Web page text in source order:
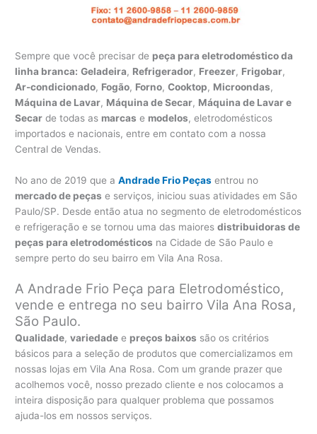
Sempre que você precisar de peça para eletrodoméstico da
linha branca: Geladeira, Refrigerador, Freezer, Frigobar,
Ar-condicionado, Fogão, Forno,Cooktop, Microondas,
Máquina de Lavar, Máquina de Secar, Máquina de Lavar e
Secar de todas as marcas e modelos, eletrodomésticos
importados e nacionais, entre em contato com a nossa
Central de Vendas.
No ano de 2019 que aAndrade Frio Peças entrou no
mercado de peças e serviços, iniciou suas atividades em São
Paulo/SP. Desde então atua no segmento de eletrodomésticos
e refrigeração e se tornou uma das maioresdistribuidoras de
peças para eletrodomésticos na Cidade de São Paulo e
sempre perto do seu bairro em Vila Ana Rosa.
A Andrade Frio Peça para Eletrodoméstico,
vende e entrega no seu bairro Vila Ana Rosa,
São Paulo.
Qualidade,variedade e preços baixos são os critérios
básicos para a seleção de produtos que comercializamos em
nossas lojas em Vila Ana Rosa. Com um grande prazer que
acolhemos você, nosso prezado cliente e nos colocamos a
inteira disposição para qualquer problema que possamos
ajuda-los em nossos serviços.